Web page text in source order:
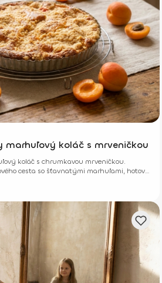
marhuľový koláč s mrveničkou
koláč s chrumkavou mrveničkou.
cesta so šťavnatými marhuľami, hotový